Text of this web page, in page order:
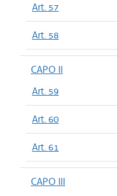
Art. 57
Art. 58
CAPO II
Art. 59
Art. 60
Art. 61
CAPO III